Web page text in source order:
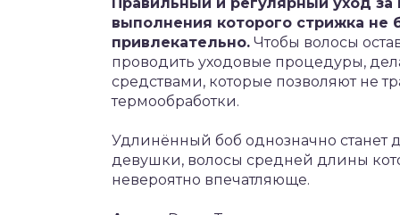
выполнения которого стрижка не
привлекательно. Чтобы волосы
проводить уходовые процедуры,
средствами, которые позволяют не
термообработки.
Удлинённый боб однозначно
девушки, волосы средней длины
невероятно впечатляюще.